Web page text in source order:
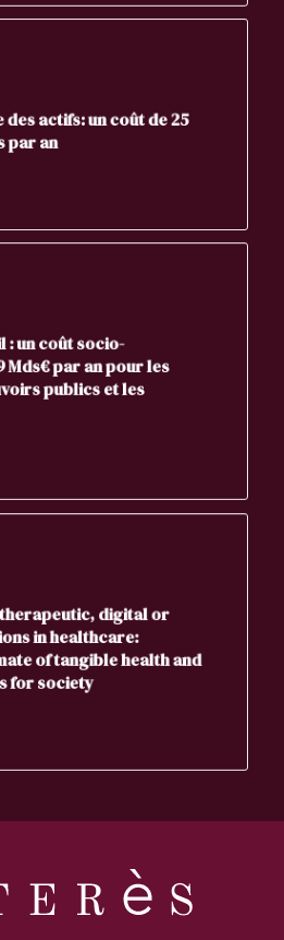
des actifs: un coût de 25
par an
: un coût socio-
Mds€ par an pour les
publics et les
digital or
in healthcare:
of tangible health and
for society